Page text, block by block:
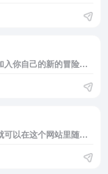
<p> 当你选择一个冒险故事走到最后就可以加入你自己的新的冒险故事，让这个故事一直冒险下去，你的加入，让我们的故事更精彩。 </p>
<p> 随机生成卡通头像，不用繁琐的操作，就可以在这个网站里随机生成出N多卡通头像，你也可以进一步精雕细琢，创作出属于自己的个性头像！ </p>